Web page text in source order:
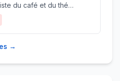
du café et du thé
pour les
& cafés, hôtels,
Pour célébrer votre
commande, profitez
: café
→